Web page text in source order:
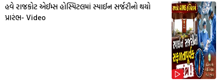
હવે રાજકોટ એઈમ્સ હોસ્પિટલમાં સ્પાઈન સર્જરીનો થયો
પ્રારંભ- Video